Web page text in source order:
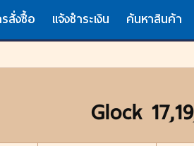
สั่งซื้อ แจ้งชำระเงิน ค้นหาสินค้า
Glock